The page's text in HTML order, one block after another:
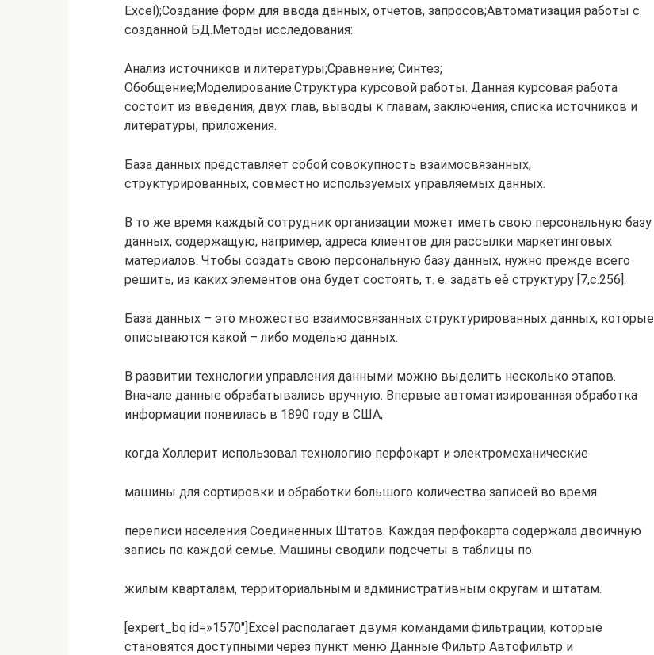
Excel);Создание форм для ввода данных, отчетов, запросов;Автоматизация работы с
созданной БД.Методы исследования:
Анализ источников и литературы;Сравнение; Синтез;
Обобщение;Моделирование.Структура курсовой работы. Данная курсовая работа
состоит из введения, двух глав, выводы к главам, заключения, списка источников и
литературы, приложения.
База данных представляет собой совокупность взаимосвязанных,
структурированных, совместно используемых управляемых данных.
В то же время каждый сотрудник организации может иметь свою персональную базу
данных, содержащую, например, адреса клиентов для рассылки маркетинговых
материалов. Чтобы создать свою персональную базу данных, нужно прежде всего
решить, из каких элементов она будет состоять, т. е. задать еѐ структуру [7,с.256].
База данных – это множество взаимосвязанных структурированных данных, которые
описываются какой – либо моделью данных.
В развитии технологии управления данными можно выделить несколько этапов.
Вначале данные обрабатывались вручную. Впервые автоматизированная обработка
информации появилась в 1890 году в США,
когда Холлерит использовал технологию перфокарт и электромеханические
машины для сортировки и обработки большого количества записей во время
переписи населения Соединенных Штатов. Каждая перфокарта содержала двоичную
запись по каждой семье. Машины сводили подсчеты в таблицы по
жилым кварталам, территориальным и административным округам и штатам.
[expert_bq id=»1570″]Excel располагает двумя командами фильтрации, которые
становятся доступными через пункт меню Данные Фильтр Автофильтр и